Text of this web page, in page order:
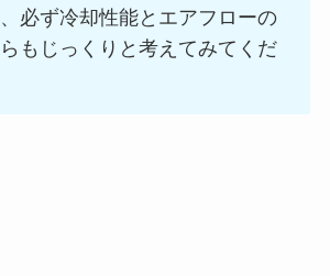
必ず冷却性能とエアフローの
もじっくりと考えてみてくだ